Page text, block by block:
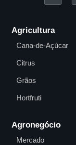
Agricultura
Cana-de-Açúcar
Citrus
Grãos
Hortfruti
Agronegócio
Mercado